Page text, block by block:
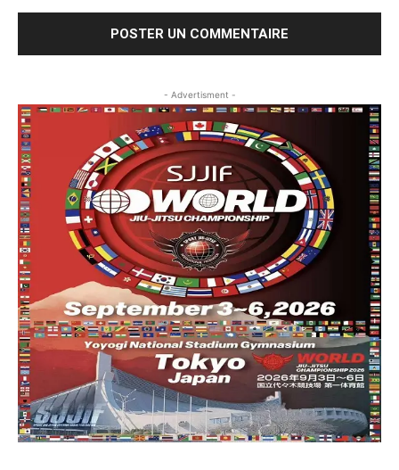
- Advertisment -